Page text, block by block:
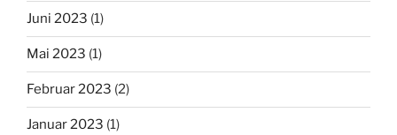
Juni 2023 (1)
Mai 2023 (1)
Februar 2023 (2)
Januar 2023 (1)